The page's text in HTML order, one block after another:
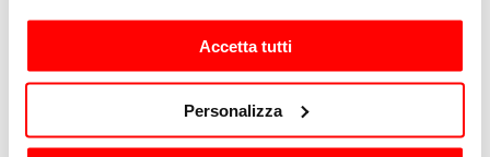
momento dalla Dichiarazione sui cookie o facendo clic
sull'icona di attivazione della privacy.
raccogliere informazioni sulla tua posizione
geografica, con un'approssimazione di qualche
Accetta tutti
Personalizza
van mijn persoonlijke gegevens door Sirman
met als doel het verzenden van communicatie
voor marketingdoeleinden, zoals aangegeven
in subsectie D) en E) van het Privacybeleid.